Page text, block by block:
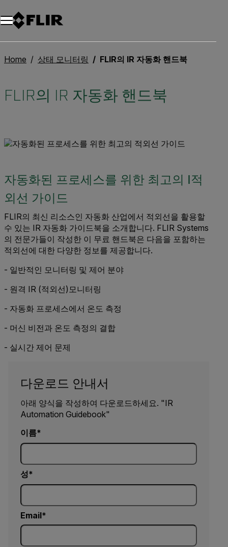
Home 상태 모니터링 FLIR의 IR 자동화 핸드북
FLIR의 IR 자동화 핸드북
자동화된 프로세스를 위한 최고의 I적
외선 가이드
FLIR의 최신 리소스인 자동화 산업에서 적외선을 활용할
수 있는 IR 자동화 가이드북을 소개합니다. FLIR Systems
의 전문가들이 작성한 이 무료 핸드북은 다음을 포함하는
적외선에 대한 다양한 정보를 제공합니다.
- 일반적인 모니터링 및 제어 분야
- 원격 IR (적외선)모니터링
- 자동화 프로세스에서 온도 측정
- 머신 비전과 온도 측정의 결합
- 실시간 제어 문제
다운로드 안내서
아래 양식을 작성하여 다운로드하세요. "IR
Automation Guidebook"
이름
성
Email